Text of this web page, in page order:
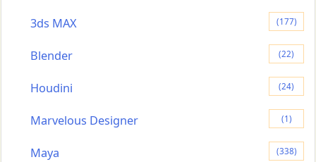
3ds MAX (177)
Blender (22)
Houdini (24)
Marvelous Designer (1)
Maya (338)